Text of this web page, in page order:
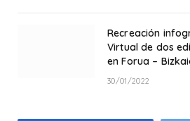
Recreación
Virtual de dos
en Forua –
30/01/2022